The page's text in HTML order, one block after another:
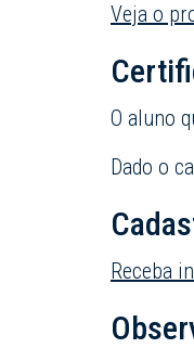
Veja o
O aluno
Dado o
Receba